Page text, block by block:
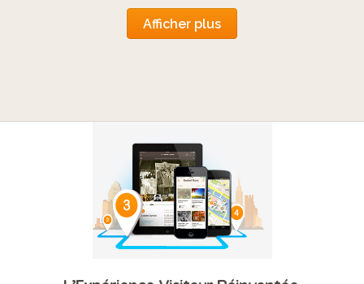
Afficher plus